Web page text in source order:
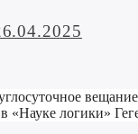
логики»